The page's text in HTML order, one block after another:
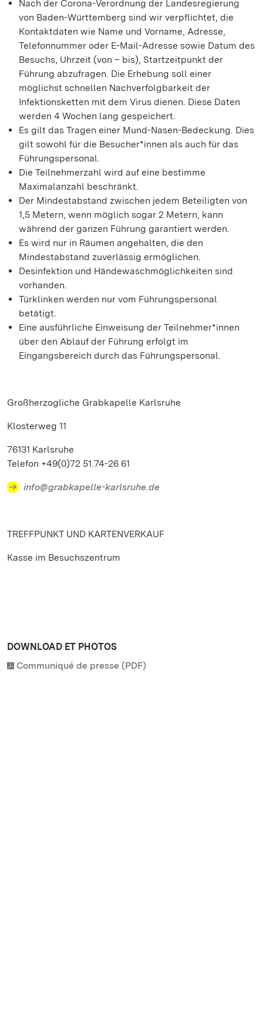
Nach der Corona-Verordnung der Landesregierung
von Baden-Württemberg sind wir verpflichtet, die
Kontaktdaten wie Name und Vorname, Adresse,
Telefonnummer oder E-Mail-Adresse sowie Datum des
Besuchs, Uhrzeit (von – bis), Startzeitpunkt der
Führung abzufragen. Die Erhebung soll einer
möglichst schnellen Nachverfolgbarkeit der
Infektionsketten mit dem Virus dienen. Diese Daten
werden 4 Wochen lang gespeichert.
Es gilt das Tragen einer Mund-Nasen-Bedeckung. Dies
gilt sowohl für die Besucher*innen als auch für das
Führungspersonal.
Die Teilnehmerzahl wird auf eine bestimme
Maximalanzahl beschränkt.
Der Mindestabstand zwischen jedem Beteiligten von
1,5 Metern, wenn möglich sogar 2 Metern, kann
während der ganzen Führung garantiert werden.
Es wird nur in Räumen angehalten, die den
Mindestabstand zuverlässig ermöglichen.
Desinfektion und Händewaschmöglichkeiten sind
vorhanden.
Türklinken werden nur vom Führungspersonal
betätigt.
Eine ausführliche Einweisung der Teilnehmer*innen
über den Ablauf der Führung erfolgt im
Eingangsbereich durch das Führungspersonal.
Großherzogliche Grabkapelle Karlsruhe
Klosterweg 11
76131 Karlsruhe
Telefon +49(0)72 51.74-26 61
info@grabkapelle-karlsruhe.de
TREFFPUNKT UND KARTENVERKAUF
Kasse im Besuchszentrum
DOWNLOAD ET PHOTOS
Communiqué de presse (PDF)